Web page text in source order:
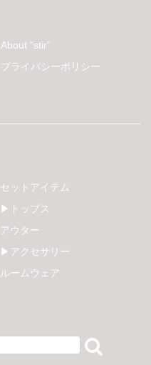
About “stir”
プライバシーポリシー
セットアイテム
▶トップス
アウター
▶アクセサリー
ルームウェア